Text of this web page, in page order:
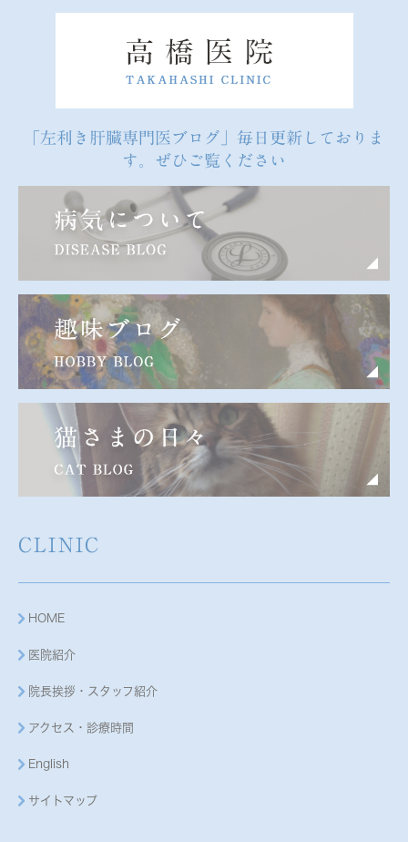
「左利き肝臓専門医ブログ」毎日更新しておりま
す。ぜひご覧ください
CLINIC
HOME
医院紹介
院長挨拶・スタッフ紹介
アクセス・診療時間
English
サイトマップ